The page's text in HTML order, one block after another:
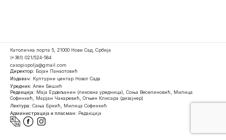
Католичка порта 5, 21000 Нови Сад, Србија
(+381) 021/524-584
casopispolja@gmail.com
Директор: Бојан Панаотовић
Издавач: Културни центар Новог Сада
Уредник: Ален Бешић
Редакција: Маја Ердељанин (ликовна уредница), Соња Веселиновић, Милица
Софинкић, Марјан Чакаревић, Огњен Клисара (дизајнер)
Лектура: Сања Бркић, Милица Софинкић
Администрација и пласман: Редакција